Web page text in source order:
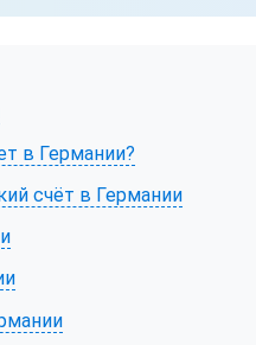
в Германии?
счёт в Германии